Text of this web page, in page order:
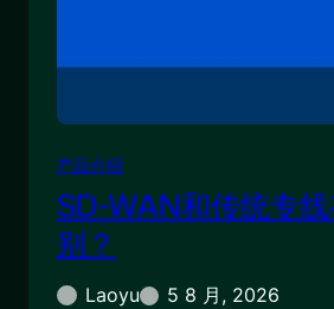
产品介绍
SD-WAN和传统专
别？
Laoyu
5 8 月, 2026